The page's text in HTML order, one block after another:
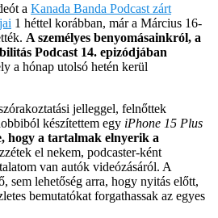
a Kanada Banda Podcast zárt
1 héttel korábban, már a Március 16-
A személyes benyomásainkról, a
Podcast 14. epizódjában
a hónap utolsó hetén kerül
jelleggel, felnőttek
készítettem egy iPhone 15 Plus
hogy a tartalmak elnyerik a
el nekem, podcaster-ként
van autók videózásáról. A
sem lehetőség arra, hogy nyitás előtt,
bemutatókat forgathassak az egyes